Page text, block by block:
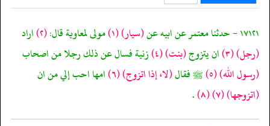
١٧١٢١ - حدثنا معتمر عن ابيه عن (سيار)(١) مولى لمعاوية قال:(٢) اراد
(رجل)(٣) ان يتزوج(بنت)(٤) زنية فسال عن ذلك رجلا من اصحاب
(رسول الله)(٥) ﷺ فقال(لا، إذا اتزوج)(٦)
امها احب إلي من ان
(اتزوجها)(٧) (٨) .